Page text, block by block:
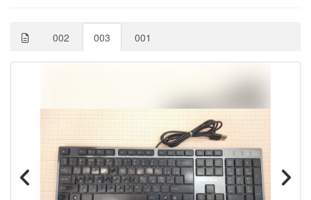
002 003 001